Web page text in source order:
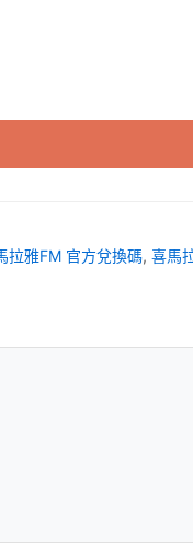
拉雅FM 官方兌換碼, 喜馬